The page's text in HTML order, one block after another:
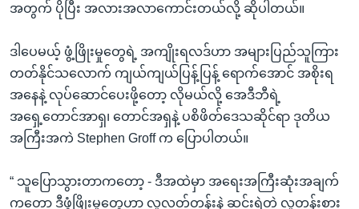
အတွက် ပိုပြီး အလားအလာကောင်းတယ်လို့ ဆိုပါတယ်။
ဒါပေမယ့် ဖွံ့ဖြိုးမှုတွေရဲ့ အကျိုးရလဒ်ဟာ အများပြည်သူကြား
တတ်နိုင်သလောက် ကျယ်ကျယ်ပြန့်ပြန့် ရောက်အောင် အစိုးရ
အနေနဲ့ လုပ်ဆောင်ပေးဖို့တော့ လိုမယ်လို့ အေဒီဘီရဲ့
အရှေ့တောင်အာရှ၊ တောင်အရှနဲ့ ပစိဖိတ်ဒေသဆိုင်ရာ ဒုတိယ
အကြီးအကဲ Stephen Groff က ပြောပါတယ်။
“ သူပြောသွားတာကတော့ - ဒီအထဲမှာ အရေးအကြီးဆုံးအချက်
ကတော့ ဒီဖွံဖြိုးမှုတွေဟာ လူလတ်တန်းနဲ့ ဆင်းရဲတဲ့ လူတန်းစား